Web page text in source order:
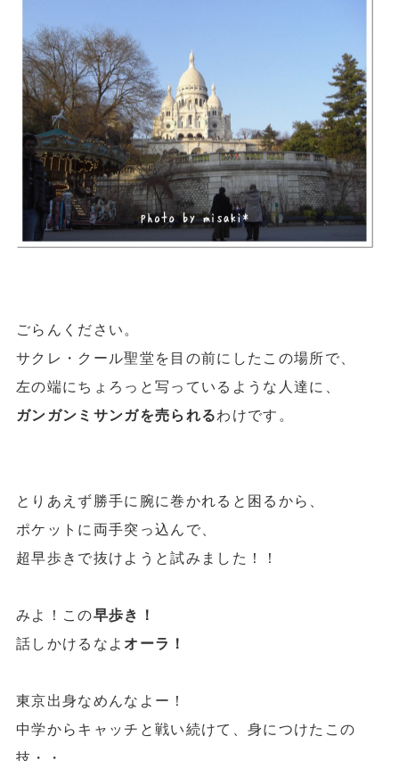
ごらんください。
サクレ・クール聖堂を目の前にしたこの場所で、
左の端にちょろっと写っているような人達に、
ガンガンミサンガを売られるわけです。
とりあえず勝手に腕に巻かれると困るから、
ポケットに両手突っ込んで、
超早歩きで抜けようと試みました！！
みよ！この早歩き！
話しかけるなよ オーラ！
東京出身なめんなよー！
中学からキャッチと戦い続けて、身につけたこの